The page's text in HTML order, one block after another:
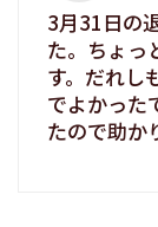
3月31日の
た。ちょっ
す。だれし
でよかった
たので助か